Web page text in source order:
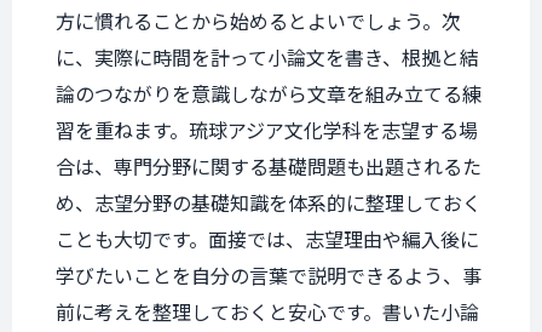
方に慣れることから始めるとよいでしょう。次
に、実際に時間を計って小論文を書き、根拠と結
論のつながりを意識しながら文章を組み立てる練
習を重ねます。琉球アジア文化学科を志望する場
合は、専門分野に関する基礎問題も出題されるた
め、志望分野の基礎知識を体系的に整理しておく
ことも大切です。面接では、志望理由や編入後に
学びたいことを自分の言葉で説明できるよう、事
前に考えを整理しておくと安心です。書いた小論